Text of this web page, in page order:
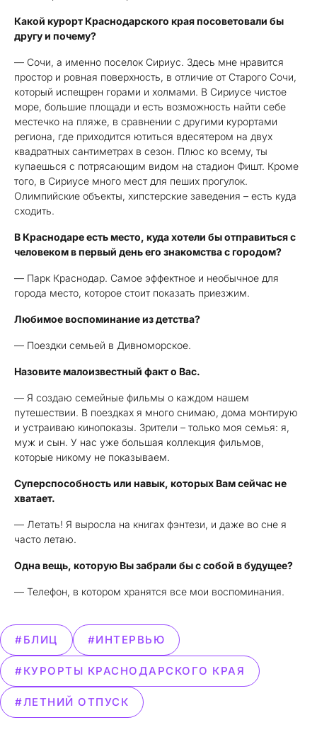
Какой курорт Краснодарского края посоветовали бы
другу и почему?
— Сочи, а именно поселок Сириус. Здесь мне нравится
простор и ровная поверхность, в отличие от Старого Сочи,
который испещрен горами и холмами. В Сириусе чистое
море, большие площади и есть возможность найти себе
местечко на пляже, в сравнении с другими курортами
региона, где приходится ютиться вдесятером на двух
квадратных сантиметрах в сезон. Плюс ко всему, ты
купаешься с потрясающим видом на стадион Фишт. Кроме
того, в Сириусе много мест для пеших прогулок.
Олимпийские объекты, хипстерские заведения – есть куда
сходить.
В Краснодаре есть место, куда хотели бы отправиться с
человеком в первый день его знакомства с городом?
— Парк Краснодар. Самое эффектное и необычное для
города место, которое стоит показать приезжим.
Любимое воспоминание из детства?
— Поездки семьей в Дивноморское.
Назовите малоизвестный факт о Вас.
— Я создаю семейные фильмы о каждом нашем
путешествии. В поездках я много снимаю, дома монтирую
и устраиваю кинопоказы. Зрители – только моя семья: я,
муж и сын. У нас уже большая коллекция фильмов,
которые никому не показываем.
Суперспособность или навык, которых Вам сейчас не
хватает.
— Летать! Я выросла на книгах фэнтези, и даже во сне я
часто летаю.
Одна вещь, которую Вы забрали бы с собой в будущее?
— Телефон, в котором хранятся все мои воспоминания.
#БЛИЦ #ИНТЕРВЬЮ
#КУРОРТЫ КРАСНОДАРСКОГО КРАЯ
#ЛЕТНИЙ ОТПУСК